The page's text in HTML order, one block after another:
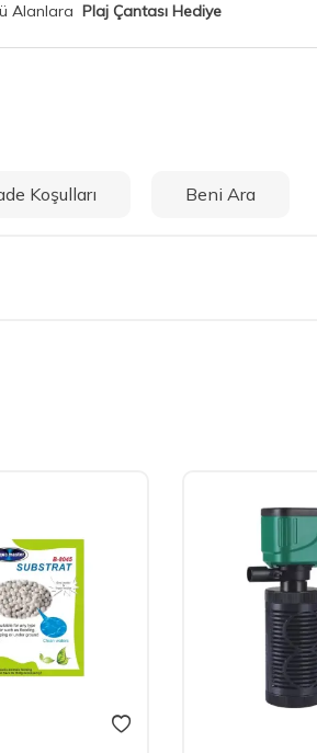
Alanlara Plaj Çantası Hediye
Koşulları Beni Ara